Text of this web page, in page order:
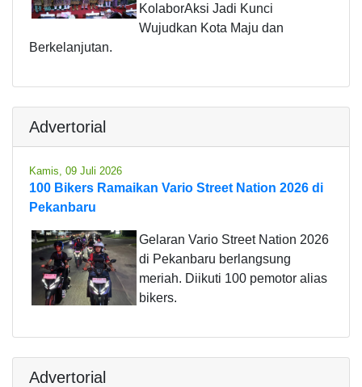
KolaborAksi Jadi Kunci
Wujudkan Kota Maju dan
Berkelanjutan.
Advertorial
Kamis, 09 Juli 2026
100 Bikers Ramaikan Vario Street Nation 2026 di
Pekanbaru
Gelaran Vario Street Nation 2026
di Pekanbaru berlangsung
meriah. Diikuti 100 pemotor alias
bikers.
Advertorial